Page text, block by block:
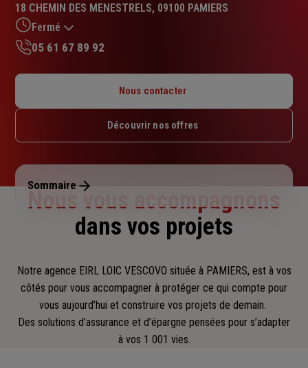
4.9
sur
5
étoiles
18 CHEMIN DES MENESTRELS, 09100 PAMIERS
Fermé
Mardi : 09h – 12h / 14h – 18h
Jeudi : 09h – 12h / 14h – 18h
Dimanche : Fermé
05 61 67 89 92
Nous contacter
Découvrir nos offres
Sommaire
Nous vous accompagnons
dans vos projets
Notre agence EIRL LOIC VESCOVO située à PAMIERS, est à vos
côtés pour vous accompagner à protéger ce qui compte pour
vous aujourd’hui et construire vos projets de demain.
Des solutions d’assurance et d’épargne pensées pour s’adapter
à vos 1 001 vies.